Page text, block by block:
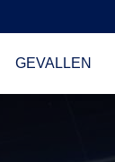
GEVALLEN